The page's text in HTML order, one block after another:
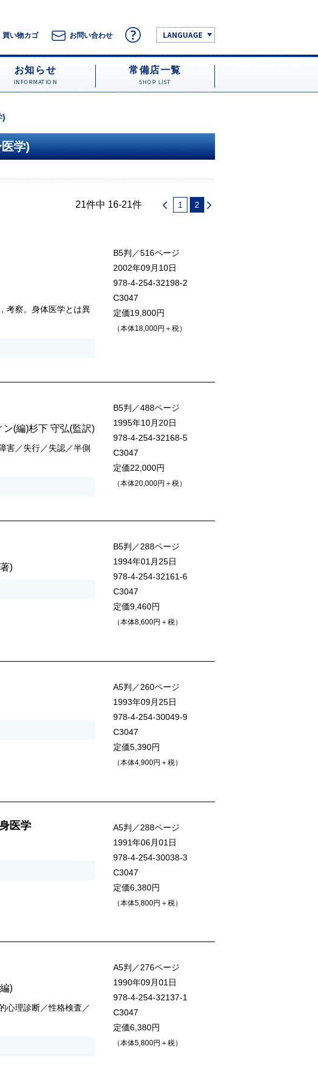
買い物カゴ お問い合わせ LANGUAGE
お知らせ
INFORMATION
常備店一覧
SHOP LIST
)
学)
21件中 16-21件 1 2
考察。身体医学とは異
B5判／516ページ
2002年09月10日
978-4-254-32198-2
C3047
定価19,800円
（本体18,000円＋税）
ン(編)杉下 守弘(監訳)
害／失行／失認／半側
B5判／488ページ
1995年10月20日
978-4-254-32168-5
C3047
定価22,000円
（本体20,000円＋税）
)
B5判／288ページ
1994年01月25日
978-4-254-32161-6
C3047
定価9,460円
（本体8,600円＋税）
A5判／260ページ
1993年09月25日
978-4-254-30049-9
C3047
定価5,390円
（本体4,900円＋税）
医学
A5判／288ページ
1991年06月01日
978-4-254-30038-3
C3047
定価6,380円
（本体5,800円＋税）
)
心理診断／性格検査／
A5判／276ページ
1990年09月01日
978-4-254-32137-1
C3047
定価6,380円
（本体5,800円＋税）